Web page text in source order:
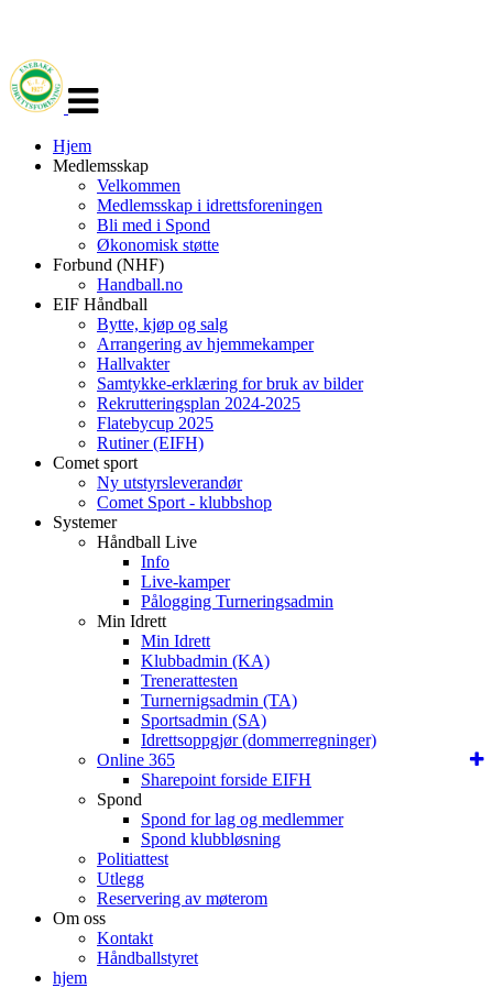
navigasjon
Hjem
Medlemsskap
Velkommen
Medlemsskap i idrettsforeningen
Bli med i Spond
Økonomisk støtte
Forbund (NHF)
Handball.no
EIF Håndball
Bytte, kjøp og salg
Arrangering av hjemmekamper
Hallvakter
Samtykke-erklæring for bruk av bilder
Rekrutteringsplan 2024-2025
Flatebycup 2025
Rutiner (EIFH)
Comet sport
Ny utstyrsleverandør
Comet Sport - klubbshop
Systemer
Håndball Live
Info
Live-kamper
Pålogging Turneringsadmin
Min Idrett
Min Idrett
Klubbadmin (KA)
Trenerattesten
Turnernigsadmin (TA)
Sportsadmin (SA)
Idrettsoppgjør (dommerregninger)
Online 365
Sharepoint forside EIFH
Spond
Spond for lag og medlemmer
Spond klubbløsning
Politiattest
Utlegg
Reservering av møterom
Om oss
Kontakt
Håndballstyret
hjem